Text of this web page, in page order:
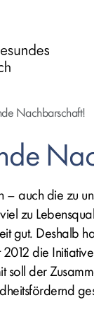
Nachbarschaft!
– auch die zu
zu
gut. Deshalb
die
soll der